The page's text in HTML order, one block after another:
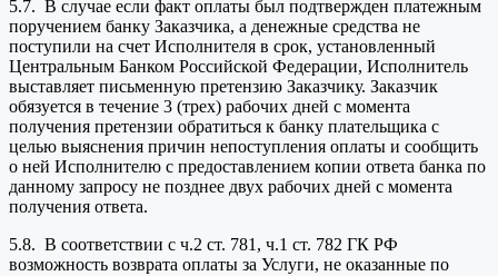
5.7. В случае если факт оплаты был подтвержден платежным
поручением банку Заказчика, а денежные средства не
поступили на счет Исполнителя в срок, установленный
Центральным Банком Российской Федерации, Исполнитель
выставляет письменную претензию Заказчику. Заказчик
обязуется в течение 3 (трех) рабочих дней с момента
получения претензии обратиться к банку плательщика с
целью выяснения причин непоступления оплаты и сообщить
о ней Исполнителю с предоставлением копии ответа банка по
данному запросу не позднее двух рабочих дней с момента
получения ответа.
5.8. В соответствии с ч.2 ст. 781, ч.1 ст. 782 ГК РФ
возможность возврата оплаты за Услуги, не оказанные по